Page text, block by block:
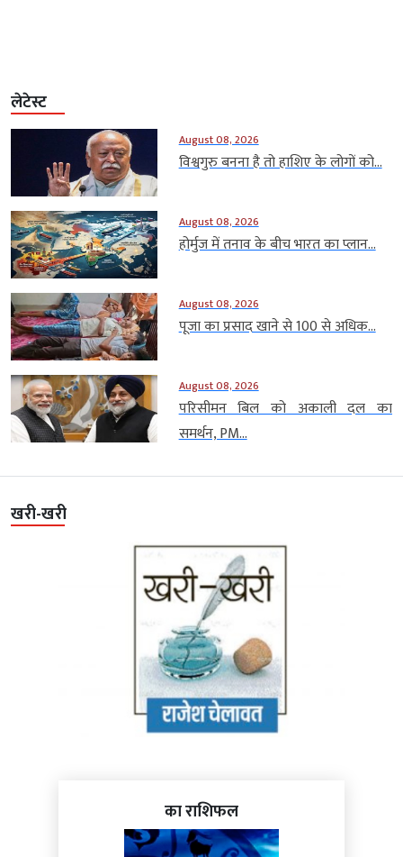
लेटेस्ट
August 08, 2026
विश्वगुरु बनना है तो हाशिए के लोगों को...
August 08, 2026
होर्मुज में तनाव के बीच भारत का प्लान...
August 08, 2026
पूजा का प्रसाद खाने से 100 से अधिक...
August 08, 2026
परिसीमन बिल को अकाली दल का
समर्थन, PM...
खरी-खरी
का राशिफल